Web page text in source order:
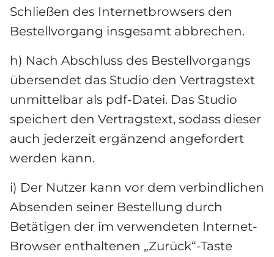
Schließen des Internetbrowsers den
Bestellvorgang insgesamt abbrechen.
h) Nach Abschluss des Bestellvorgangs
übersendet das Studio den Vertragstext
unmittelbar als pdf-Datei. Das Studio
speichert den Vertragstext, sodass dieser
auch jederzeit ergänzend angefordert
werden kann.
i) Der Nutzer kann vor dem verbindlichen
Absenden seiner Bestellung durch
Betätigen der im verwendeten Internet-
Browser enthaltenen „Zurück“-Taste